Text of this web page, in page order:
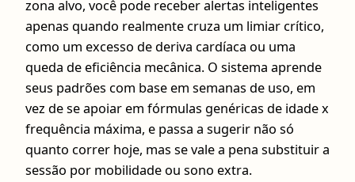
zona alvo, você pode receber alertas inteligentes
apenas quando realmente cruza um limiar crítico,
como um excesso de deriva cardíaca ou uma
queda de eficiência mecânica. O sistema aprende
seus padrões com base em semanas de uso, em
vez de se apoiar em fórmulas genéricas de idade x
frequência máxima, e passa a sugerir não só
quanto correr hoje, mas se vale a pena substituir a
sessão por mobilidade ou sono extra.